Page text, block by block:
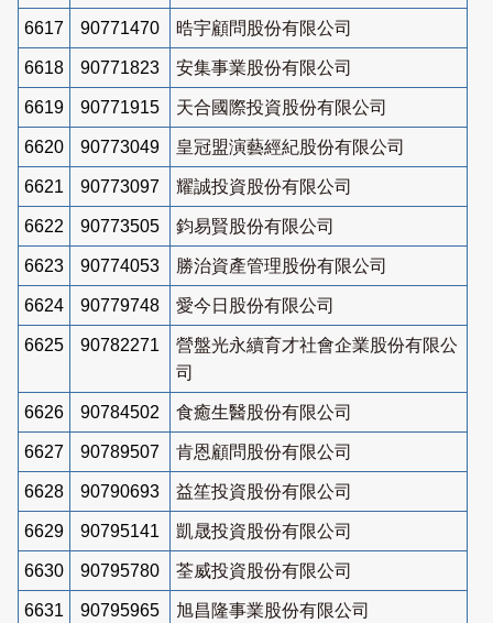
6617 90771470 晧宇顧問股份有限公司
6618 90771823 安集事業股份有限公司
6619 90771915 天合國際投資股份有限公司
6620 90773049 皇冠盟演藝經紀股份有限公司
6621 90773097 耀誠投資股份有限公司
6622 90773505 鈞易賢股份有限公司
6623 90774053 勝治資產管理股份有限公司
6624 90779748 愛今日股份有限公司
6625 90782271
營盤光永續育才社會企業股份有限公
司
6626 90784502 食癒生醫股份有限公司
6627 90789507 肯恩顧問股份有限公司
6628 90790693 益笙投資股份有限公司
6629 90795141 凱晟投資股份有限公司
6630 90795780 荃威投資股份有限公司
6631 90795965 旭昌隆事業股份有限公司